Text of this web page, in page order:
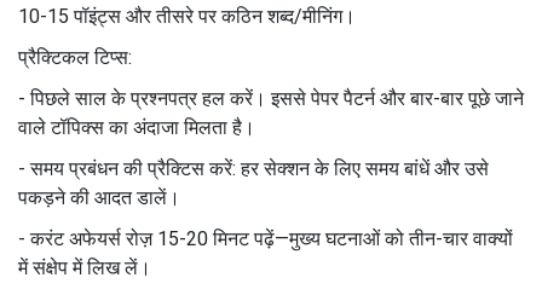
10-15 पॉइंट्स और तीसरे पर कठिन शब्द/मीनिंग।
प्रैक्टिकल टिप्स:
- पिछले साल के प्रश्नपत्र हल करें। इससे पेपर पैटर्न और बार-बार पूछे जाने
वाले टॉपिक्स का अंदाजा मिलता है।
- समय प्रबंधन की प्रैक्टिस करें: हर सेक्शन के लिए समय बांधें और उसे
पकड़ने की आदत डालें।
- करंट अफेयर्स रोज़ 15-20 मिनट पढ़ें—मुख्य घटनाओं को तीन-चार वाक्यों
में संक्षेप में लिख लें।